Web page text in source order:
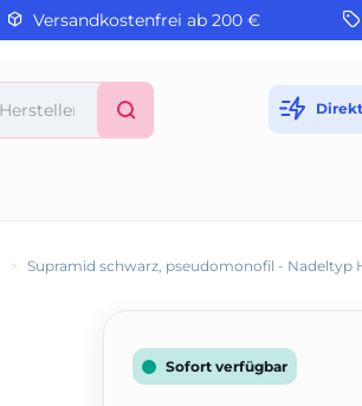
Versandkostenfrei ab 200 €
> Supramid schwarz, pseudomonofil - Nadeltyp
Sofort verfügbar